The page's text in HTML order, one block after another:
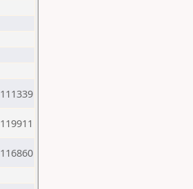
111339
119911
116860